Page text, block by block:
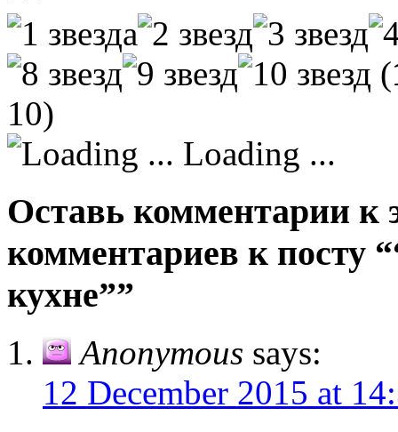
(
10)
Loading ...
Оставь комментарии к
комментариев к
кухне””
Anonymous says:
12 December 2015 at